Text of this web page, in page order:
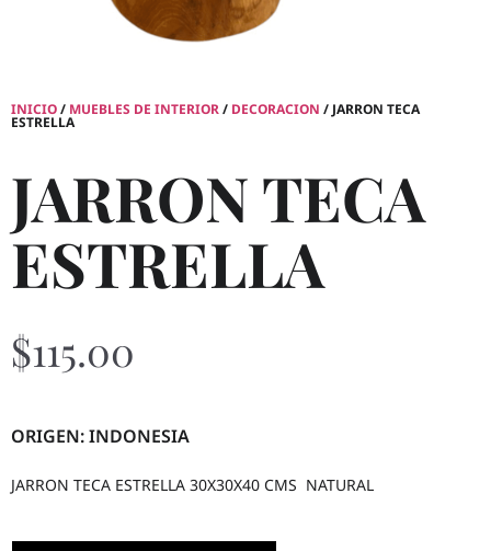
INICIO/ MUEBLES DE INTERIOR/ DECORACION / JARRON TECA
ESTRELLA
JARRON TECA
ESTRELLA
$115.00
ORIGEN: INDONESIA
JARRON TECA ESTRELLA 30X30X40 CMS NATURAL